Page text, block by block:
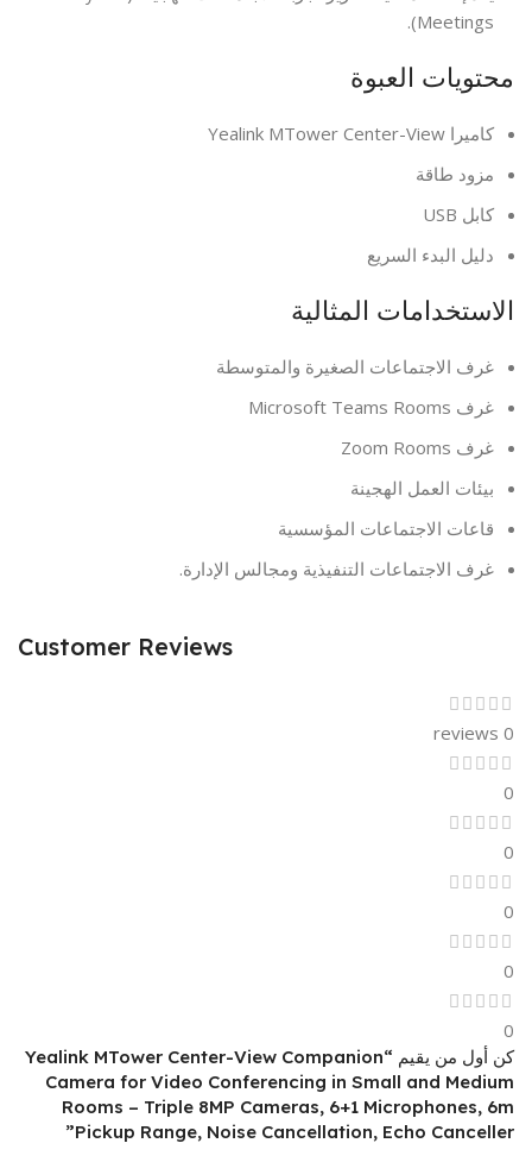
Meetings).
محتويات العبوة
كاميرا Yealink MTower Center-View
مزود طاقة
كابل USB
دليل البدء السريع
الاستخدامات المثالية
غرف الاجتماعات الصغيرة والمتوسطة
غرف Microsoft Teams Rooms
غرف Zoom Rooms
بيئات العمل الهجينة
قاعات الاجتماعات المؤسسية
غرف الاجتماعات التنفيذية ومجالس الإدارة.
Customer Reviews
0 reviews
0
0
0
0
0
كن أول من يقيم “Yealink MTower Center-View Companion
Camera for Video Conferencing in Small and Medium
Rooms – Triple 8MP Cameras, 6+1 Microphones, 6m
Pickup Range, Noise Cancellation, Echo Canceller”